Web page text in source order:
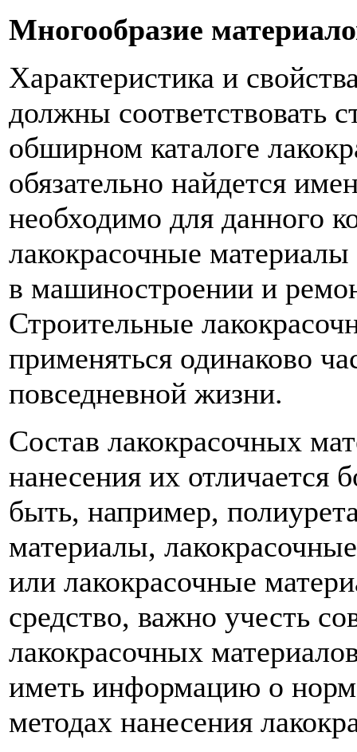
Многообразие
Характеристика и
должны соответствовать
обширном каталоге
обязательно найдется
необходимо для данного
лакокрасочные
в машиностроении и
Строительные
применяться одинаково
повседневной жизни.
Состав лакокрасочных
нанесения их отличается
быть, например,
материалы,
или лакокрасочные
средство, важно учесть
лакокрасочных
иметь информацию о
методах нанесения